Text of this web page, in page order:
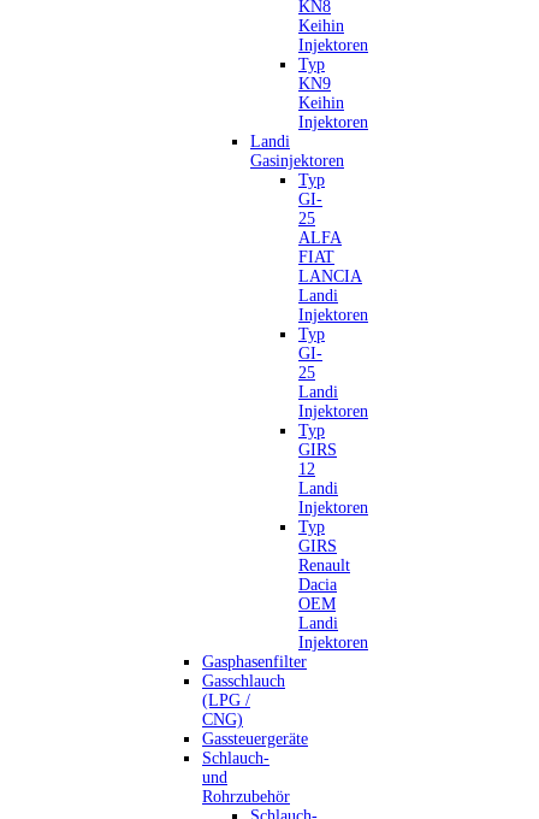
KN8
Keihin
Injektoren
Typ
KN9
Keihin
Injektoren
Landi
Gasinjektoren
Typ
GI-
25
ALFA
FIAT
LANCIA
Landi
Injektoren
Typ
GI-
25
Landi
Injektoren
Typ
GIRS
12
Landi
Injektoren
Typ
GIRS
Renault
Dacia
OEM
Landi
Injektoren
Gasphasenfilter
Gasschlauch
(LPG /
CNG)
Gassteuergeräte
Schlauch-
und
Rohrzubehör